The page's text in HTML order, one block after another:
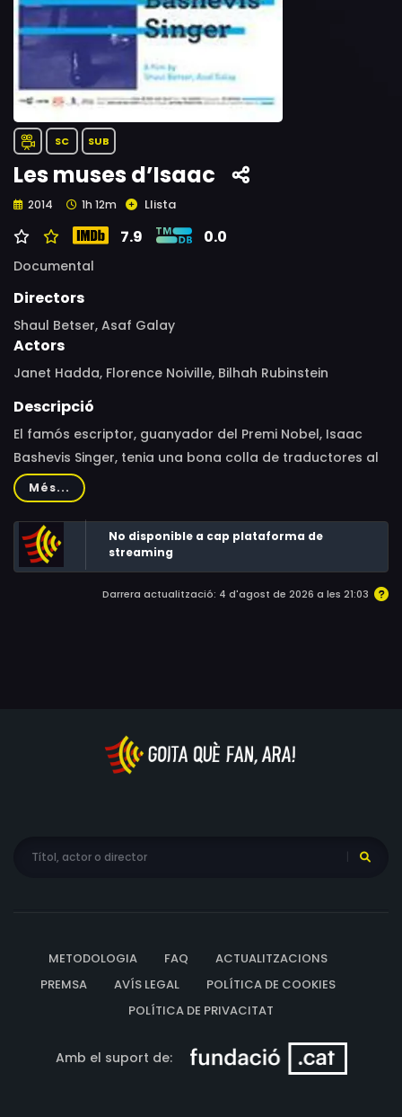
SC SUB
Les muses d’Isaac
2014 1h 12m Llista
7.9 0.0
Documental
Directors
Shaul Betser, Asaf Galay
Actors
Janet Hadda, Florence Noiville, Bilhah Rubinstein
Descripció
El famós escriptor, guanyador del Premi Nobel, Isaac
Bashevis Singer, tenia una bona colla de traductores al
seu darrere. Més enllà de la simple translació
idiomàtica, aquelles dones li van comportar una font
vital de creativitat, sovint barrejant idil·lis amb
aspiracions professionals. Nou d'aquestes dones ens
endinsen en la intimitat i la complexitat d'aquest gran
Més...
No disponible a cap plataforma de
streaming
Darrera actualització: 4 d'agost de 2026 a les 21:03
METODOLOGIA FAQ
ACTUALITZACIONS
PREMSA
AVÍS LEGAL
POLÍTICA DE COOKIES
POLÍTICA DE PRIVACITAT
Amb el suport de: